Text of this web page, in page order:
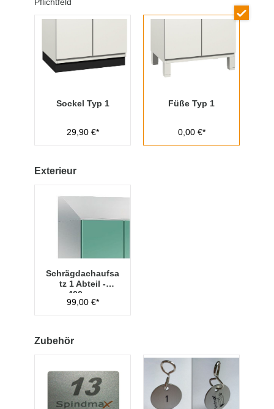
Sockel Typ 1
29,90 €*
Füße Typ 1
0,00 €*
Exterieur
Schrägdachaufsa
tz 1 Abteil -
400mm
99,00 €*
Zubehör